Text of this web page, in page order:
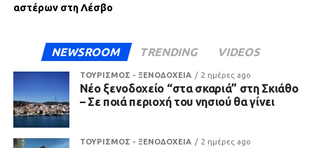
αστέρων στη Λέσβο
NEWSROOM TRENDING VIDEOS
ΤΟΥΡΙΣΜΟΣ - ΞΕΝΟΔΟΧΕΙΑ 2 ημέρες ago
Νέο ξενοδοχείο “στα σκαριά” στη Σκιάθο
– Σε ποιά περιοχή του νησιού θα γίνει
ΤΟΥΡΙΣΜΟΣ - ΞΕΝΟΔΟΧΕΙΑ 2 ημέρες ago